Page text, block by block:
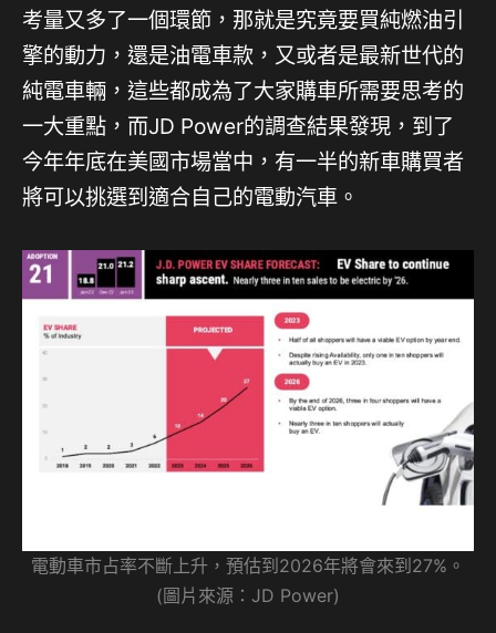
考量又多了一個環節，那就是究竟要買純燃油引
擎的動力，還是油電車款，又或者是最新世代的
純電車輛，這些都成為了大家購車所需要思考的
一大重點，而JD Power的調查結果發現，到了
今年年底在美國市場當中，有一半的新車購買者
將可以挑選到適合自己的電動汽車。
電動車市占率不斷上升，預估到2026年將會來到27%。
(圖片來源：JD Power)